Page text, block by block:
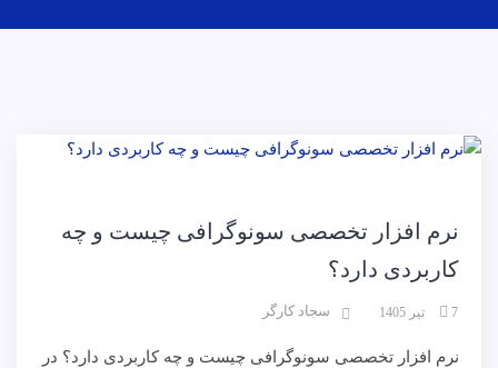
نرم افزار تخصصی سونوگرافی چیست و چه
کاربردی دارد؟
7 تیر 1405 سجاد کارگر
نرم افزار تخصصی سونوگرافی چیست و چه کاربردی دارد؟ در